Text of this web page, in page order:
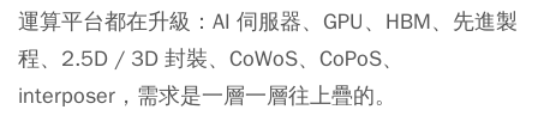
運算平台都在升級：AI 伺服器、GPU、HBM、先進製
程、2.5D / 3D 封裝、CoWoS、CoPoS、
interposer，需求是一層一層往上疊的。